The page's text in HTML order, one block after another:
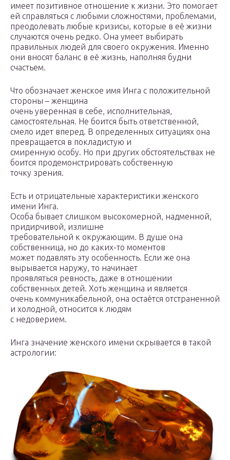
имеет позитивное отношение к жизни. Это помогает
ей справляться с любыми сложностями, проблемами,
преодолевать любые кризисы, которые в её жизни
случаются очень редко. Она умеет выбирать
правильных людей для своего окружения. Именно
они вносят баланс в её жизнь, наполняя будни
счастьем.
Что обозначает женское имя Инга с положительной
стороны – женщина
очень уверенная в себе, исполнительная,
самостоятельная. Не боится быть ответственной,
смело идет вперед. В определенных ситуациях она
превращается в покладистую и
смиренную особу. Но при других обстоятельствах не
боится продемонстрировать собственную
точку зрения.
Есть и отрицательные характеристики женского
имени Инга.
Особа бывает слишком высокомерной, надменной,
придирчивой, излишне
требовательной к окружающим. В душе она
собственница, но до каких-то моментов
может подавлять эту особенность. Если же она
вырывается наружу, то начинает
проявляться ревность, даже в отношении
собственных детей. Хоть женщина и является
очень коммуникабельной, она остаётся отстраненной
и холодной, относится к людям
с недоверием.
Инга значение женского имени скрывается в такой
астрологии: